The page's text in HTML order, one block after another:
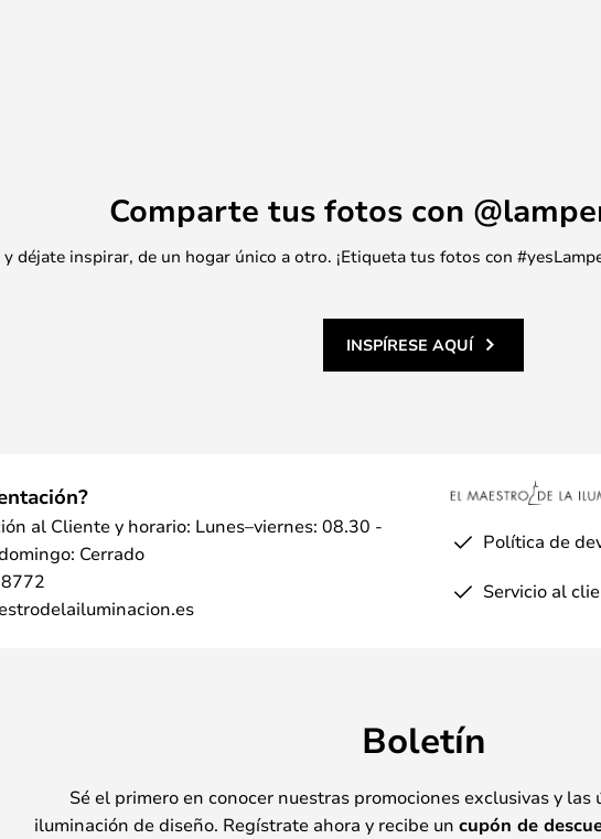
Comparte tus fotos con
déjate inspirar, de un hogar único a otro. ¡Etiqueta tus fotos con
INSPÍRESE AQUÍ
al Cliente y horario: Lunes–viernes: 08.30 -
Cerrado
Política de
Servicio al
Boletín
Sé el primero en conocer nuestras promociones exclusivas y
iluminación de diseño. Regístrate ahora y recibe un cupón de